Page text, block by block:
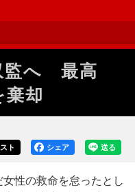
監へ 最高
棄却
送る
シェア
ト
性の救命を怠ったとし